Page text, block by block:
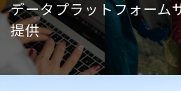
データプラットフォーム
提供